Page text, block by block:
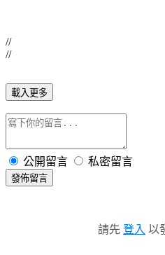
//
//
載入更多
公開留言 私密留言
發佈留言
請先 登入 以